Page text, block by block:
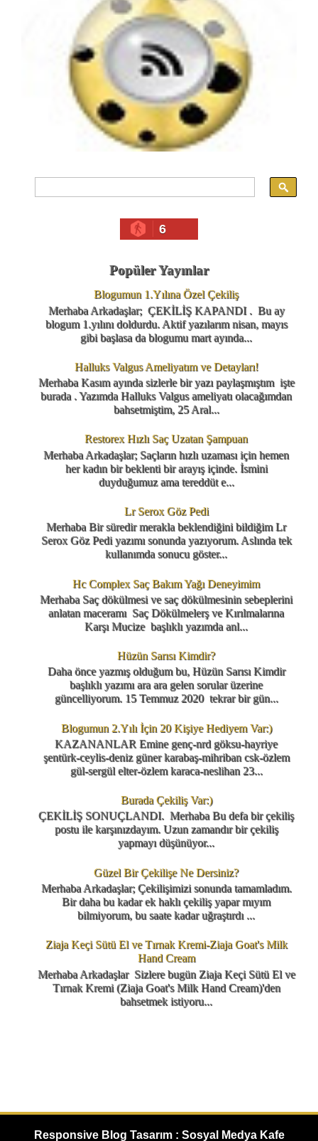
6
Popüler Yayınlar
Blogumun 1.Yılına Özel Çekiliş
Merhaba Arkadaşlar; ÇEKİLİŞ KAPANDI . Bu ay
blogum 1.yılını doldurdu. Aktif yazılarım nisan, mayıs
gibi başlasa da blogumu mart ayında...
Halluks Valgus Ameliyatım ve Detayları!
Merhaba Kasım ayında sizlerle bir yazı paylaşmıştım işte
burada . Yazımda Halluks Valgus ameliyatı olacağımdan
bahsetmiştim, 25 Aral...
Restorex Hızlı Saç Uzatan Şampuan
Merhaba Arkadaşlar; Saçların hızlı uzaması için hemen
her kadın bir beklenti bir arayış içinde. İsmini
duyduğumuz ama tereddüt e...
Lr Serox Göz Pedi
Merhaba Bir süredir merakla beklendiğini bildiğim Lr
Serox Göz Pedi yazımı sonunda yazıyorum. Aslında tek
kullanımda sonucu göster...
Hc Complex Saç Bakım Yağı Deneyimim
Merhaba Saç dökülmesi ve saç dökülmesinin sebeplerini
anlatan maceramı Saç Dökülmelerş ve Kırılmalarına
Karşı Mucize başlıklı yazımda anl...
Hüzün Sarısı Kimdir?
Daha önce yazmış olduğum bu, Hüzün Sarısı Kimdir
başlıklı yazımı ara ara gelen sorular üzerine
güncelliyorum. 15 Temmuz 2020 tekrar bir gün...
Blogumun 2.Yılı İçin 20 Kişiye Hediyem Var:)
KAZANANLAR Emine genç-nrd göksu-hayriye
şentürk-ceylis-deniz güner karabaş-mihriban csk-özlem
gül-sergül elter-özlem karaca-neslihan 23...
Burada Çekiliş Var:)
ÇEKİLİŞ SONUÇLANDI. Merhaba Bu defa bir çekiliş
postu ile karşınızdayım. Uzun zamandır bir çekiliş
yapmayı düşünüyor...
Güzel Bir Çekilişe Ne Dersiniz?
Merhaba Arkadaşlar; Çekilişimizi sonunda tamamladım.
Bir daha bu kadar ek haklı çekiliş yapar mıyım
bilmiyorum, bu saate kadar uğraştırdı ...
Ziaja Keçi Sütü El ve Tırnak Kremi-Ziaja Goat's Milk
Hand Cream
Merhaba Arkadaşlar Sizlere bugün Ziaja Keçi Sütü El ve
Tırnak Kremi (Ziaja Goat's Milk Hand Cream)'den
bahsetmek istiyoru...
Responsive Blog Tasarım : Sosyal Medya Kafe